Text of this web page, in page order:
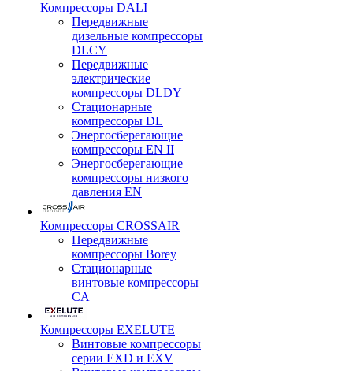
Компрессоры DALI
Передвижные
дизельные компрессоры
DLCY
Передвижные
электрические
компрессоры DLDY
Стационарные
компрессоры DL
Энергосберегающие
компрессоры EN II
Энергосберегающие
компрессоры низкого
давления EN
Компрессоры CROSSAIR
Передвижные
компрессоры Borey
Стационарные
винтовые компрессоры
CA
Компрессоры EXELUTE
Винтовые компрессоры
серии EXD и EXV